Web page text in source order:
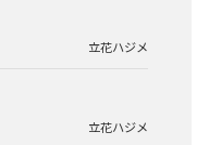
立花ハジメ
立花ハジメ